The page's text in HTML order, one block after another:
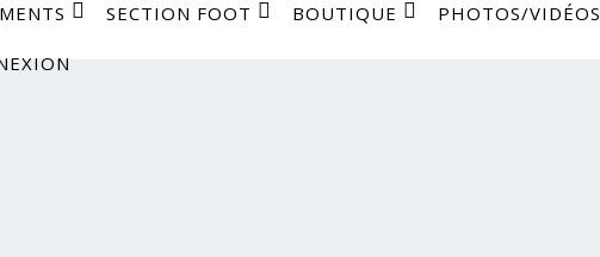
SECTION FOOT BOUTIQUE PHOTOS/VIDÉOS